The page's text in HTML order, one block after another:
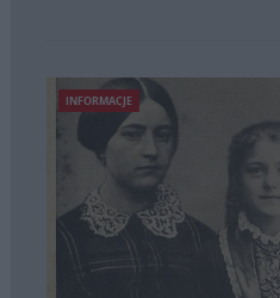
INFORMACJE